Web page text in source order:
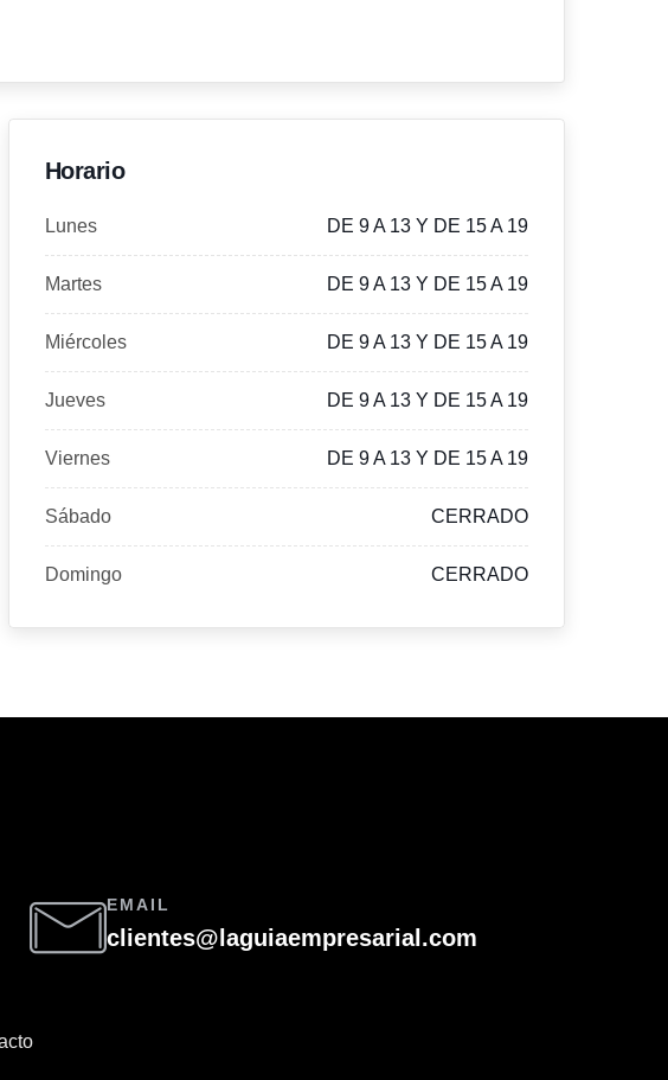
Horario
Lunes DE 9 A 13 Y DE 15 A 19
Martes DE 9 A 13 Y DE 15 A 19
Miércoles DE 9 A 13 Y DE 15 A 19
Jueves DE 9 A 13 Y DE 15 A 19
Viernes DE 9 A 13 Y DE 15 A 19
Sábado CERRADO
Domingo CERRADO
EMAIL
clientes@laguiaempresarial.com